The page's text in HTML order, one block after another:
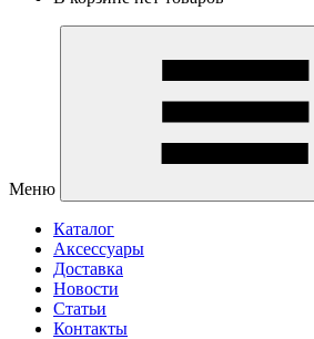
Меню
Каталог
Аксессуары
Доставка
Новости
Статьи
Контакты